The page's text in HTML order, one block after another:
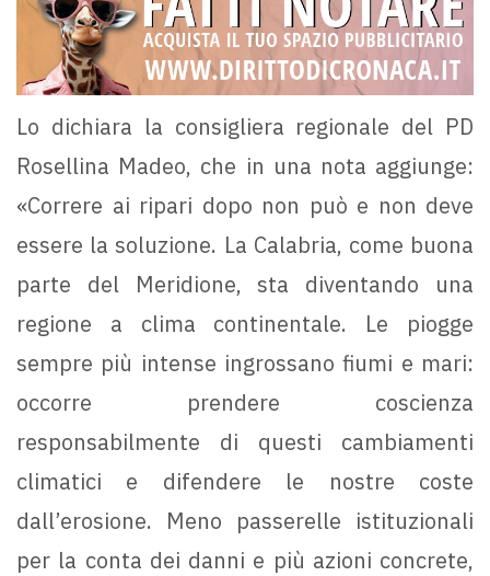
Lo dichiara la consigliera regionale del PD
Rosellina Madeo, che in una nota aggiunge:
«Correre ai ripari dopo non può e non deve
essere la soluzione. La Calabria, come buona
parte del Meridione, sta diventando una
regione a clima continentale. Le piogge
sempre più intense ingrossano fiumi e mari:
occorre prendere coscienza
responsabilmente di questi cambiamenti
climatici e difendere le nostre coste
dall’erosione. Meno passerelle istituzionali
per la conta dei danni e più azioni concrete,